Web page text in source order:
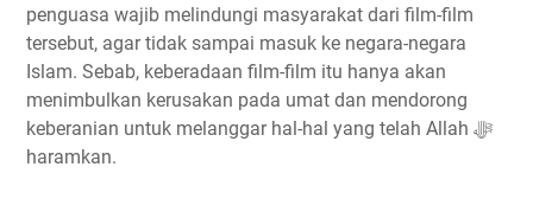
penguasa wajib melindungi masyarakat dari film-film
tersebut, agar tidak sampai masuk ke negara-negara
Islam. Sebab, keberadaan film-film itu hanya akan
menimbulkan kerusakan pada umat dan mendorong
keberanian untuk melanggar hal-hal yang telah Allah ﷻ
haramkan.